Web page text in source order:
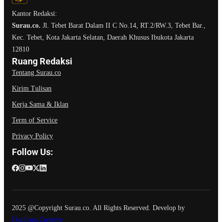
Kantor Redaksi:
Surau.co. Jl. Tebet Barat Dalam II C No.14, RT.2/RW.3, Tebet Bar.,
Kec. Tebet, Kota Jakarta Selatan, Daerah Khusus Ibukota Jakarta
12810
Ruang Redaksi
Tentang Surau.co
Kirim Tulisan
Kerja Sama & Iklan
Term of Service
Privacy Policy
Follow Us:
2025 @Copyright Surau.co. All Rights Reserved. Develop by
Digilines Creative